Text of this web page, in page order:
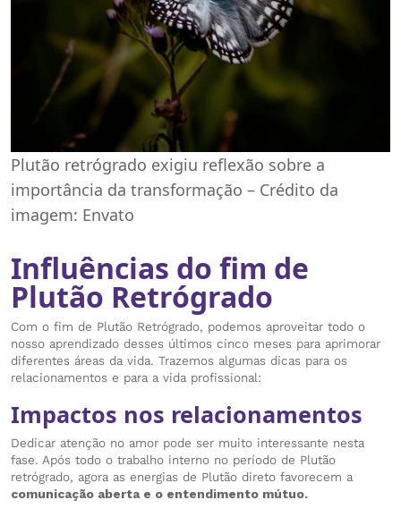
Plutão retrógrado exigiu reflexão sobre a
importância da transformação – Crédito da
imagem: Envato
Influências do fim de
Plutão Retrógrado
Com o fim de Plutão Retrógrado, podemos aproveitar todo o
nosso aprendizado desses últimos cinco meses para aprimorar
diferentes áreas da vida. Trazemos algumas dicas para os
relacionamentos e para a vida profissional:
Impactos nos relacionamentos
Dedicar atenção no amor pode ser muito interessante nesta
fase. Após todo o trabalho interno no período de Plutão
retrógrado, agora as energias de Plutão direto favorecem a
comunicação aberta e o entendimento mútuo.